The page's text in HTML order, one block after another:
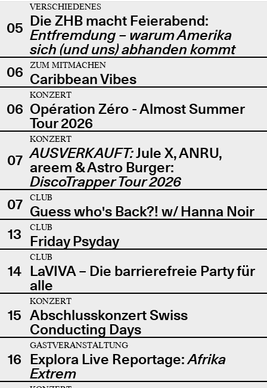
05
VERSCHIEDENES
Die ZHB macht Feierabend:
Entfremdung – warum Amerika
sich (und uns) abhanden kommt
06
ZUM MITMACHEN
Caribbean Vibes
06
KONZERT
Opération Zéro - Almost Summer
Tour 2026
07
KONZERT
AUSVERKAUFT:Jule X, ANRU,
areem & Astro Burger:
DiscoTrapper Tour 2026
07
CLUB
Guess who's Back?! w/ Hanna Noir
13
CLUB
Friday Psyday
14
CLUB
LaVIVA – Die barrierefreie Party für
alle
15
KONZERT
Abschlusskonzert Swiss
Conducting Days
16
GASTVERANSTALTUNG
Explora Live Reportage:Afrika
Extrem